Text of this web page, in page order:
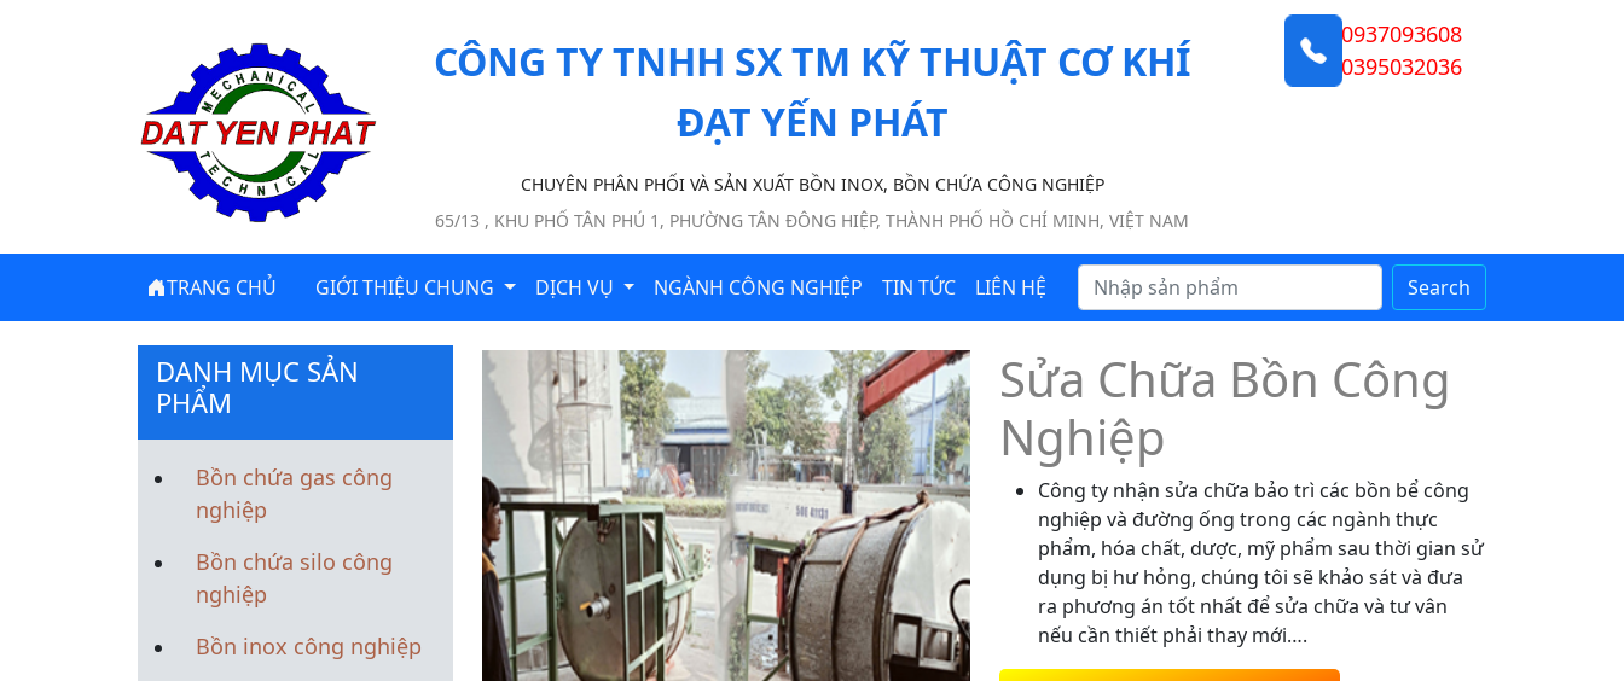
CÔNG TY TNHH SX TM KỸ THUẬT CƠ KHÍ
ĐẠT YẾN PHÁT
CHUYÊN PHÂN PHỐI VÀ SẢN XUẤT BỒN INOX, BỒN CHỨA CÔNG NGHIỆP
65/13 , KHU PHỐ TÂN PHÚ 1, PHƯỜNG TÂN ĐÔNG HIỆP, THÀNH PHỐ HỒ CHÍ MINH, VIỆT NAM
0937093608
0395032036
TRANG CHỦ GIỚI THIỆU CHUNG DỊCH VỤ NGÀNH CÔNG NGHIỆP TIN TỨC LIÊN HỆ Search
DANH MỤC SẢN
PHẨM
Bồn chứa gas công
nghiệp
Bồn chứa silo công
nghiệp
Bồn inox công nghiệp
Sửa Chữa Bồn Công
Nghiệp
Công ty nhận sửa chữa bảo trì các bồn bể công
nghiệp và đường ống trong các ngành thực
phẩm, hóa chất, dược, mỹ phẩm sau thời gian sử
dụng bị hư hỏng, chúng tôi sẽ khảo sát và đưa
ra phương án tốt nhất để sửa chữa và tư vân
nếu cần thiết phải thay mới….